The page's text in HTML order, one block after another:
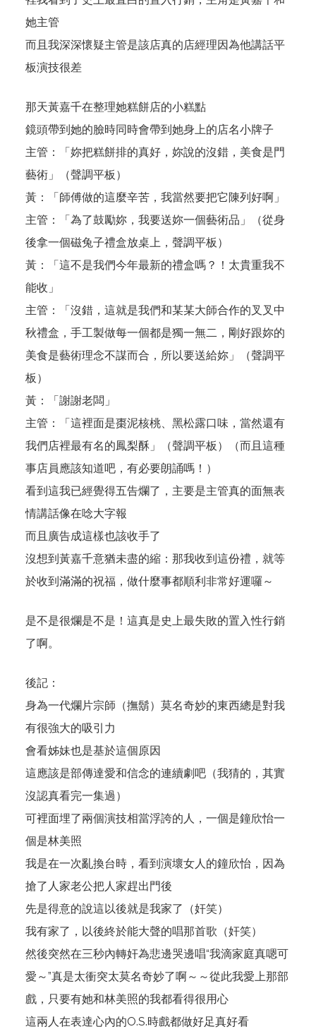
她主管
而且我深深懷疑主管是該店真的店經理因為他講話平
板演技很差
那天黃嘉千在整理她糕餅店的小糕點
鏡頭帶到她的臉時同時會帶到她身上的店名小牌子
主管：「妳把糕餅排的真好，妳說的沒錯，美食是門
藝術」（聲調平板）
黃：「師傅做的這麼辛苦，我當然要把它陳列好啊」
主管：「為了鼓勵妳，我要送妳一個藝術品」（從身
後拿一個磁兔子禮盒放桌上，聲調平板）
黃：「這不是我們今年最新的禮盒嗎？！太貴重我不
能收」
主管：「沒錯，這就是我們和某某大師合作的叉叉中
秋禮盒，手工製做每一個都是獨一無二，剛好跟妳的
美食是藝術理念不謀而合，所以要送給妳」（聲調平
板）
黃：「謝謝老闆」
主管：「這裡面是棗泥核桃、黑松露口味，當然還有
我們店裡最有名的鳳梨酥」（聲調平板）（而且這種
事店員應該知道吧，有必要朗誦嗎！）
看到這我已經覺得五告爛了，主要是主管真的面無表
情講話像在唸大字報
而且廣告成這樣也該收手了
沒想到黃嘉千意猶未盡的縮：那我收到這份禮，就等
於收到滿滿的祝福，做什麼事都順利非常好運囉～
是不是很爛是不是！這真是史上最失敗的置入性行銷
了啊。
後記：
身為一代爛片宗師（撫鬍）莫名奇妙的東西總是對我
有很強大的吸引力
會看姊妹也是基於這個原因
這應該是部傳達愛和信念的連續劇吧（我猜的，其實
沒認真看完一集過）
可裡面埋了兩個演技相當浮誇的人，一個是鐘欣怡一
個是林美照
我是在一次亂換台時，看到演壞女人的鐘欣怡，因為
搶了人家老公把人家趕出門後
先是得意的說這以後就是我家了（奸笑）
我有家了，以後終於能大聲的唱那首歌（奸笑）
然後突然在三秒內轉奸為悲邊哭邊唱“我滴家庭真嗯可
愛～”真是太衝突太莫名奇妙了啊～～從此我愛上那部
戲，只要有她和林美照的我都看得很用心
這兩人在表達心內的O.S.時戲都做好足真好看